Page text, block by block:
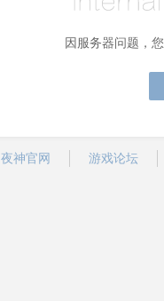
因服务器问题，
夜神官网 游戏论坛